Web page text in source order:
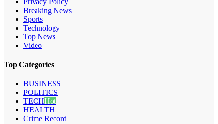
Privacy Policy
Breaking News
Sports
Technology
Top News
Video
Top Categories
BUSINESS
POLITICS
TECHHot
HEALTH
Crime Record